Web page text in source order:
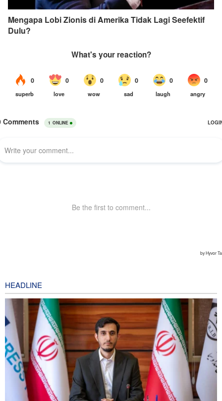
Mengapa Lobi Zionis di Amerika Tidak Lagi Seefektif
Dulu?
HEADLINE